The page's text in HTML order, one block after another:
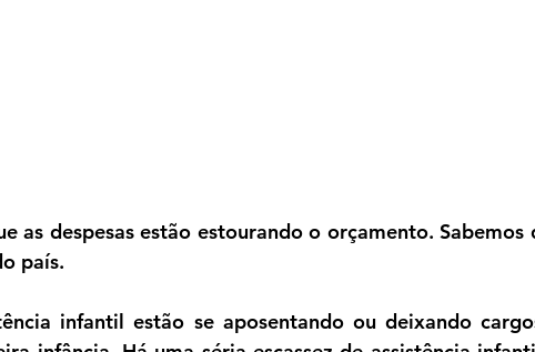
despesas estão estourando o orçamento. Sabemos
país.
infantil estão se aposentando ou deixando